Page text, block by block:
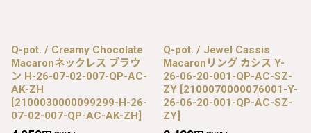
Q-pot. / Creamy Chocolate
Macaronネックレス ブラウ
ン H-26-07-02-007-QP-AC-
AK-ZH
[2100030000099299-H-26-
07-02-007-QP-AC-AK-ZH]
Q-pot. / Jewel Cassis
Macaronリング カシス Y-
26-06-20-001-QP-AC-SZ-
ZY [2100070000076001-Y-
26-06-20-001-QP-AC-SZ-
ZY]